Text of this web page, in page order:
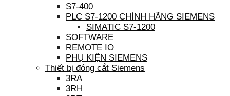
S7-400
PLC S7-1200 CHÍNH HÃNG SIEMENS
SIMATIC S7-1200
SOFTWARE
REMOTE IO
PHỤ KIỆN SIEMENS
Thiết bị đóng cắt Siemens
3RA
3RH